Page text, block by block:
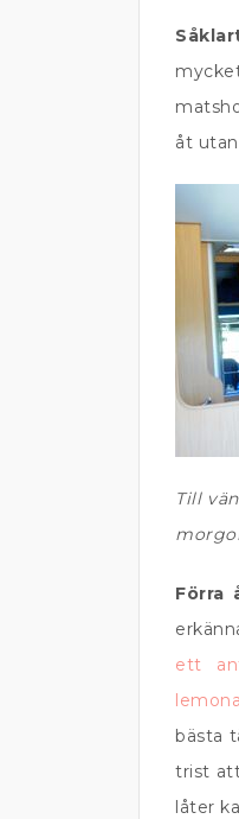
åt
Till
Förra
ett
bästa
trist
låter